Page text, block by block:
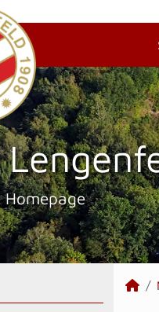
Homepage